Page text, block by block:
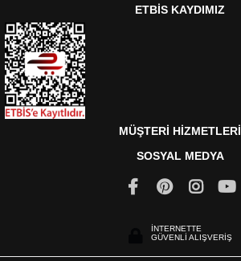
ETBİS KAYDIMIZ
MÜŞTERİ HİZMETLERİ
SOSYAL MEDYA
İNTERNETTE
GÜVENLİ ALIŞVERİŞ